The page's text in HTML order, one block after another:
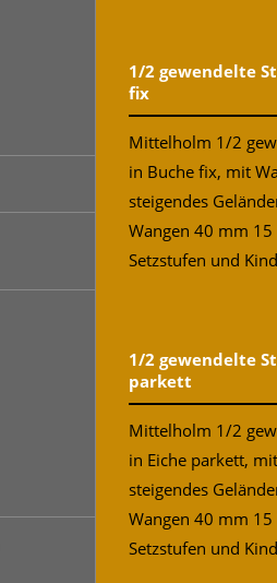
1/2 gewendelte
fix
Mittelholm 1/2
in Buche fix, mit
steigendes
Wangen 40 mm
Setzstufen und
1/2 gewendelte
parkett
Mittelholm 1/2
in Eiche parkett,
steigendes
Wangen 40 mm
Setzstufen und